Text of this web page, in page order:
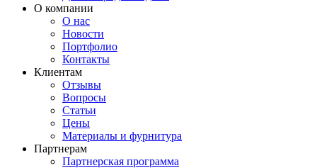
О компании
О нас
Новости
Портфолио
Контакты
Клиентам
Отзывы
Вопросы
Статьи
Цены
Материалы и фурнитура
Партнерам
Партнерская программа